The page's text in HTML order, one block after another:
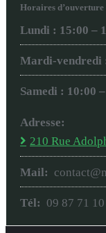
Horaires d’ouverture
Lundi : 15:00 –
Mardi-vendredi
Samedi : 10:00
Adresse:
210 Rue
Mail:
Tél: 09 87 71 10